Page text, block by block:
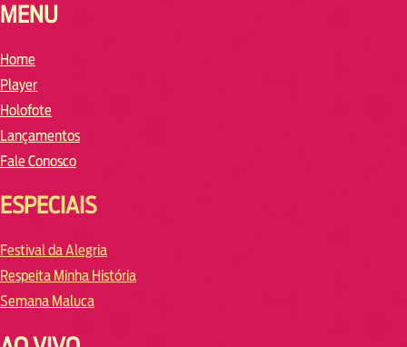
MENU
Home
Player
Holofote
Lançamentos
Fale Conosco
ESPECIAIS
Festival da Alegria
Respeita Minha História
Semana Maluca